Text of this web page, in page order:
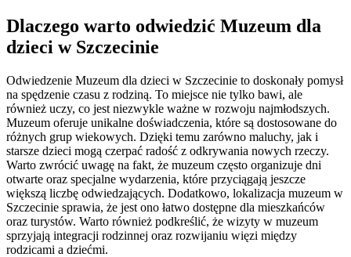
Dlaczego warto odwiedzić Muzeum dla
dzieci w Szczecinie
Odwiedzenie Muzeum dla dzieci w Szczecinie to doskonały pomysł
na spędzenie czasu z rodziną. To miejsce nie tylko bawi, ale
również uczy, co jest niezwykle ważne w rozwoju najmłodszych.
Muzeum oferuje unikalne doświadczenia, które są dostosowane do
różnych grup wiekowych. Dzięki temu zarówno maluchy, jak i
starsze dzieci mogą czerpać radość z odkrywania nowych rzeczy.
Warto zwrócić uwagę na fakt, że muzeum często organizuje dni
otwarte oraz specjalne wydarzenia, które przyciągają jeszcze
większą liczbę odwiedzających. Dodatkowo, lokalizacja muzeum w
Szczecinie sprawia, że jest ono łatwo dostępne dla mieszkańców
oraz turystów. Warto również podkreślić, że wizyty w muzeum
sprzyjają integracji rodzinnej oraz rozwijaniu więzi między
rodzicami a dziećmi.